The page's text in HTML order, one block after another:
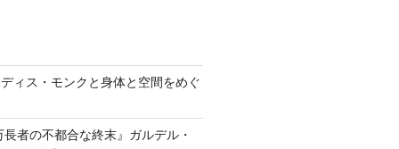
ィス・モンクと身体と空間をめぐ
者の不都合な終末』ガルデル・